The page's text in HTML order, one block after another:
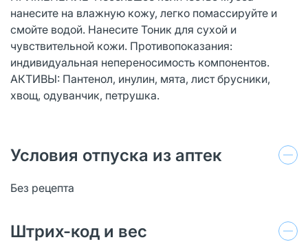
нанесите на влажную кожу, легко помассируйте и
смойте водой. Нанесите Тоник для сухой и
чувствительной кожи. Противопоказания:
индивидуальная непереносимость компонентов.
АКТИВЫ: Пантенол, инулин, мята, лист брусники,
хвощ, одуванчик, петрушка.
Условия отпуска из аптек
Без рецепта
Штрих-код и вес